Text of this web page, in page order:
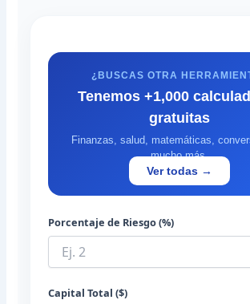
¿BUSCAS OTRA
Tenemos +1,000
gratuitas
Finanzas, salud, matemáticas,
mucho más.
Ver todas →
Porcentaje de Riesgo (%)
Capital Total ($)